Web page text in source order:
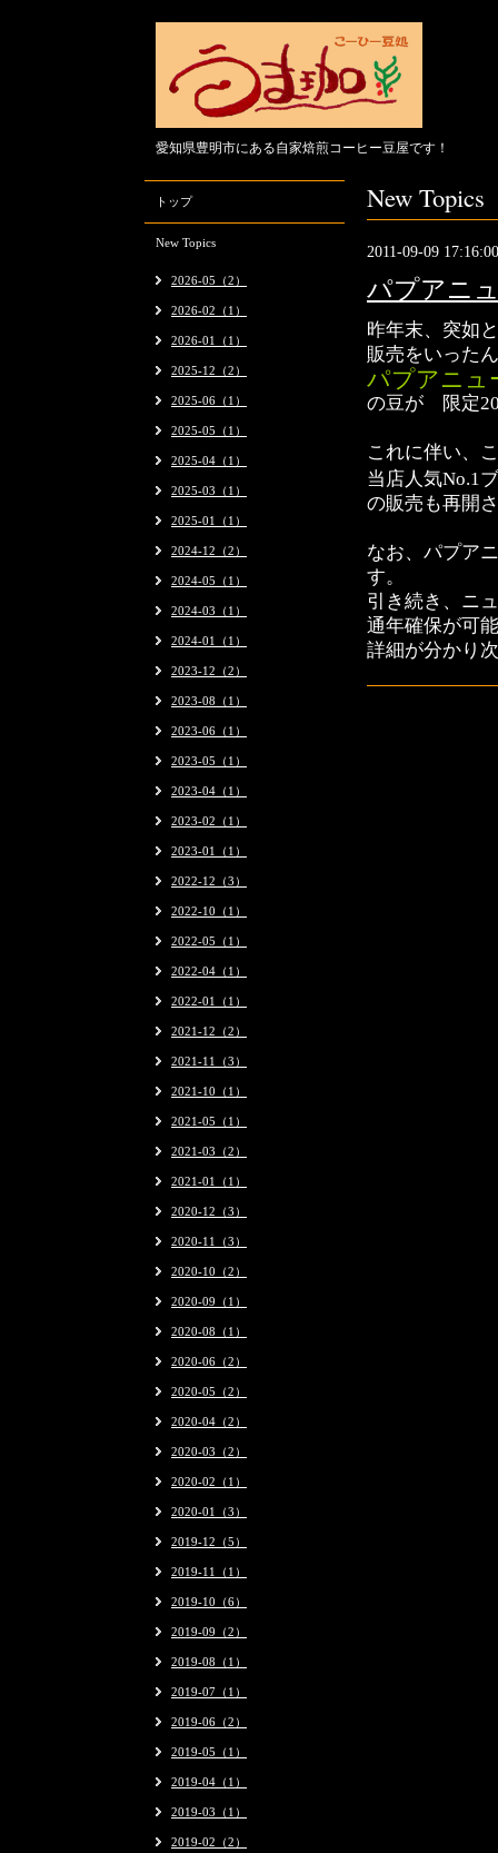
愛知県豊明市にある自家焙煎コーヒー豆屋です！
New Topics
2011-09-09 17:16:00
パプアニ
昨年末、突如
販売をいった
パプアニ
の豆が 限定
これに伴い、
当店人気No.1
の販売も再開
なお、パプア
す。
引き続き、ニ
通年確保が可
詳細が分かり
トップ
New Topics
2026-05（2）
2026-02（1）
2026-01（1）
2025-12（2）
2025-06（1）
2025-05（1）
2025-04（1）
2025-03（1）
2025-01（1）
2024-12（2）
2024-05（1）
2024-03（1）
2024-01（1）
2023-12（2）
2023-08（1）
2023-06（1）
2023-05（1）
2023-04（1）
2023-02（1）
2023-01（1）
2022-12（3）
2022-10（1）
2022-05（1）
2022-04（1）
2022-01（1）
2021-12（2）
2021-11（3）
2021-10（1）
2021-05（1）
2021-03（2）
2021-01（1）
2020-12（3）
2020-11（3）
2020-10（2）
2020-09（1）
2020-08（1）
2020-06（2）
2020-05（2）
2020-04（2）
2020-03（2）
2020-02（1）
2020-01（3）
2019-12（5）
2019-11（1）
2019-10（6）
2019-09（2）
2019-08（1）
2019-07（1）
2019-06（2）
2019-05（1）
2019-04（1）
2019-03（1）
2019-02（2）